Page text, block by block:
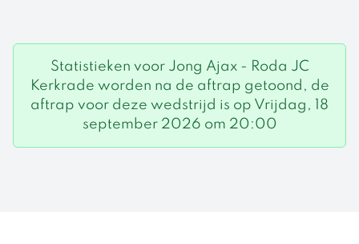
Statistieken voor Jong Ajax - Roda JC
Kerkrade worden na de aftrap getoond, de
aftrap voor deze wedstrijd is op Vrijdag, 18
september 2026 om 20:00